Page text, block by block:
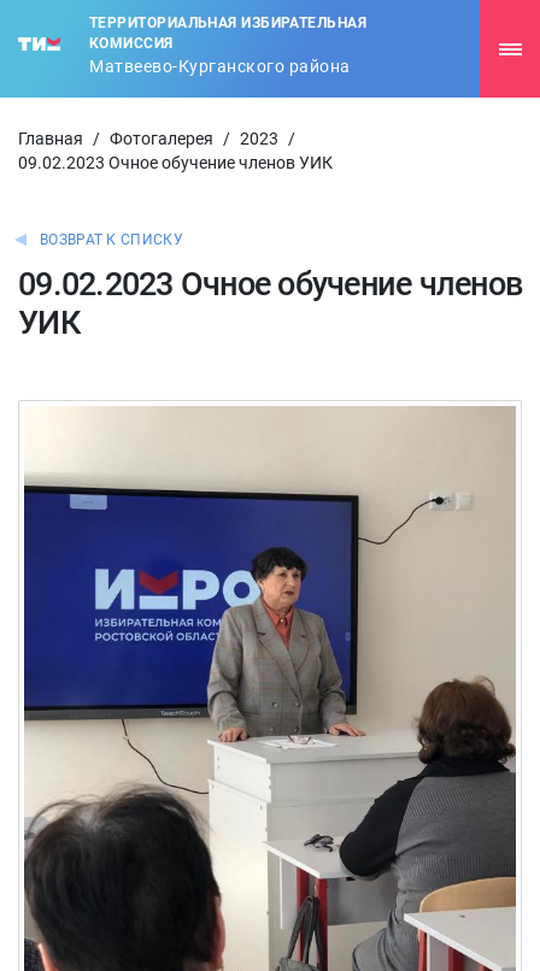
ТЕРРИТОРИАЛЬНАЯ ИЗБИРАТЕЛЬНАЯ
КОМИССИЯ
Матвеево-Курганского района
Главная / Фотогалерея / 2023
/
09.02.2023 Очное обучение членов УИК
ВОЗВРАТ К СПИСКУ
09.02.2023 Очное обучение членов
УИК